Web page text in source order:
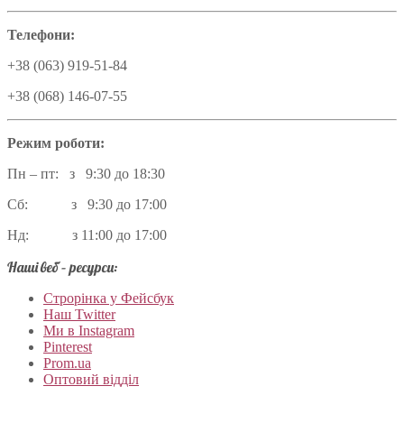
Телефони:
+38 (063) 919-51-84
+38 (068) 146-07-55
Режим роботи:
Пн – пт: з 9:30 до 18:30
Сб: з 9:30 до 17:00
Нд: з 11:00 до 17:00
Наші веб – ресурси:
Строрінка у Фейсбук
Наш Twitter
Ми в Instagram
Pinterest
Prom.ua
Оптовий відділ